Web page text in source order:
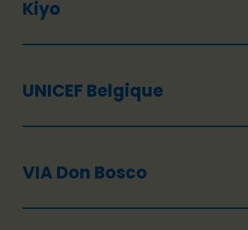
Kiyo
UNICEF Belgique
VIA Don Bosco